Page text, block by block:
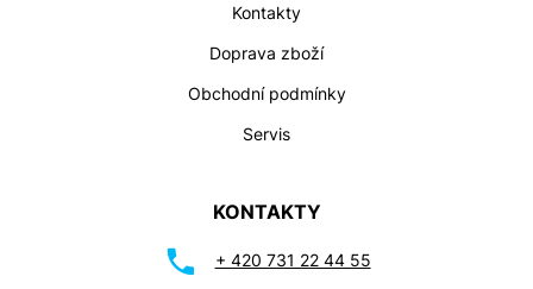
Kontakty
Doprava zboží
Obchodní podmínky
Servis
KONTAKTY
+ 420 731 22 44 55